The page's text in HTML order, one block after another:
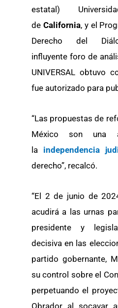
estatal)
de California, y el
Derecho del
influyente foro de
UNIVERSAL obtuvo
fue autorizado para
“Las propuestas de
México son una
la independencia
derecho”, recalcó.
“El 2 de junio de
acudirá a las urnas
presidente y
decisiva en las
partido gobernante,
su control sobre el
perpetuando el
Obrador al socavar